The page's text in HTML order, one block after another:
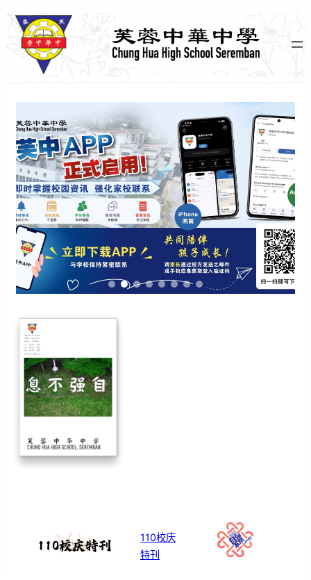
110校庆
特刊